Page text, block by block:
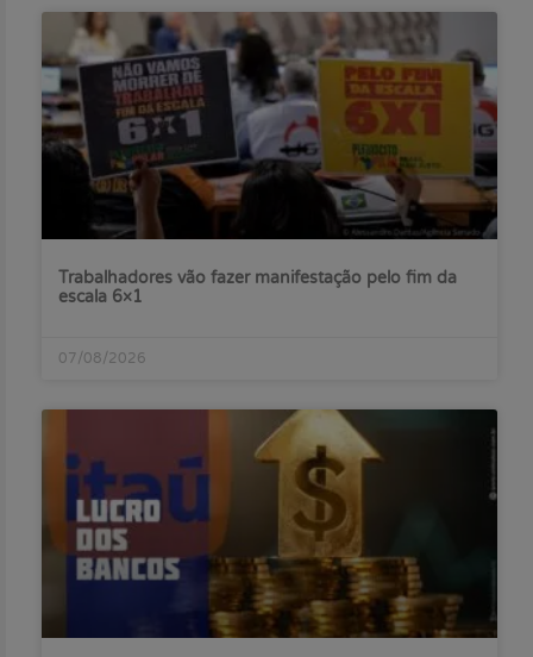
Trabalhadores vão fazer manifestação pelo fim da
escala 6×1
07/08/2026